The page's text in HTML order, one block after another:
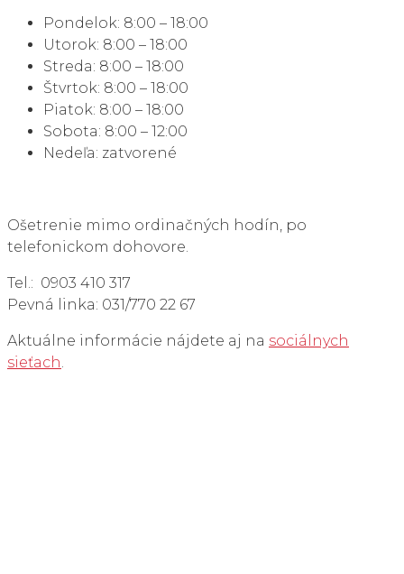
Pondelok: 8:00 – 18:00
Utorok: 8:00 – 18:00
Streda: 8:00 – 18:00
Štvrtok: 8:00 – 18:00
Piatok: 8:00 – 18:00
Sobota: 8:00 – 12:00
Nedeľa: zatvorené
Ošetrenie mimo ordinačných hodín, po
telefonickom dohovore.
Tel.: 0903 410 317
Pevná linka: 031/770 22 67
Aktuálne informácie nájdete aj na sociálnych
sieťach